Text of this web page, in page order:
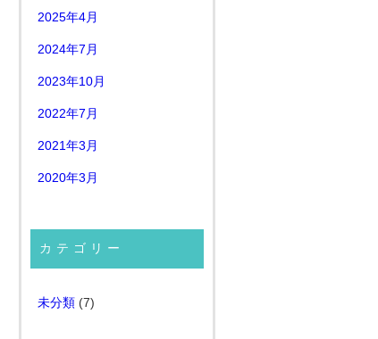
2025年4月
2024年7月
2023年10月
2022年7月
2021年3月
2020年3月
カテゴリー
未分類 (7)